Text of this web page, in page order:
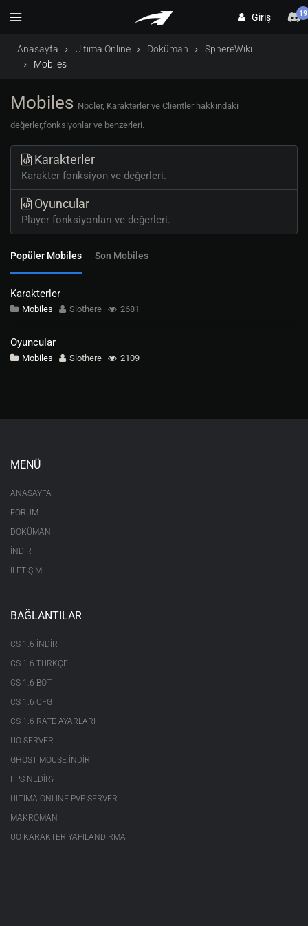
Giriş 19
Anasayfa Ultima Online Doküman
SphereWiki
Mobiles
Mobiles Npcler, Karakterler ve Clientler hakkındaki
değerler,fonksiyonlar ve benzerleri.
Karakterler
Karakter fonksiyon ve değerleri.
Oyuncular
Player fonksiyonları ve değerleri.
Popüler Mobiles Son Mobiles
Karakterler
Mobiles Slothere 2681
Oyuncular
Mobiles Slothere 2109
MENÜ
ANASAYFA
FORUM
DOKÜMAN
İNDİR
İLETİŞİM
BAĞLANTILAR
CS 1.6 INDIR
CS 1.6 TÜRKÇE
CS 1.6 BOT
CS 1.6 CFG
CS 1.6 RATE AYARLARI
UO SERVER
GHOST MOUSE INDIR
FPS NEDIR?
ULTIMA ONLINE PVP SERVER
MAKROMAN
UO KARAKTER YAPILANDIRMA